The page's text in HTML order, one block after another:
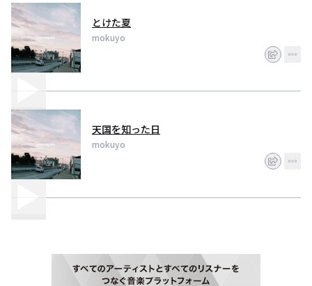
とけた夏
mokuyo
天国を知った日
mokuyo